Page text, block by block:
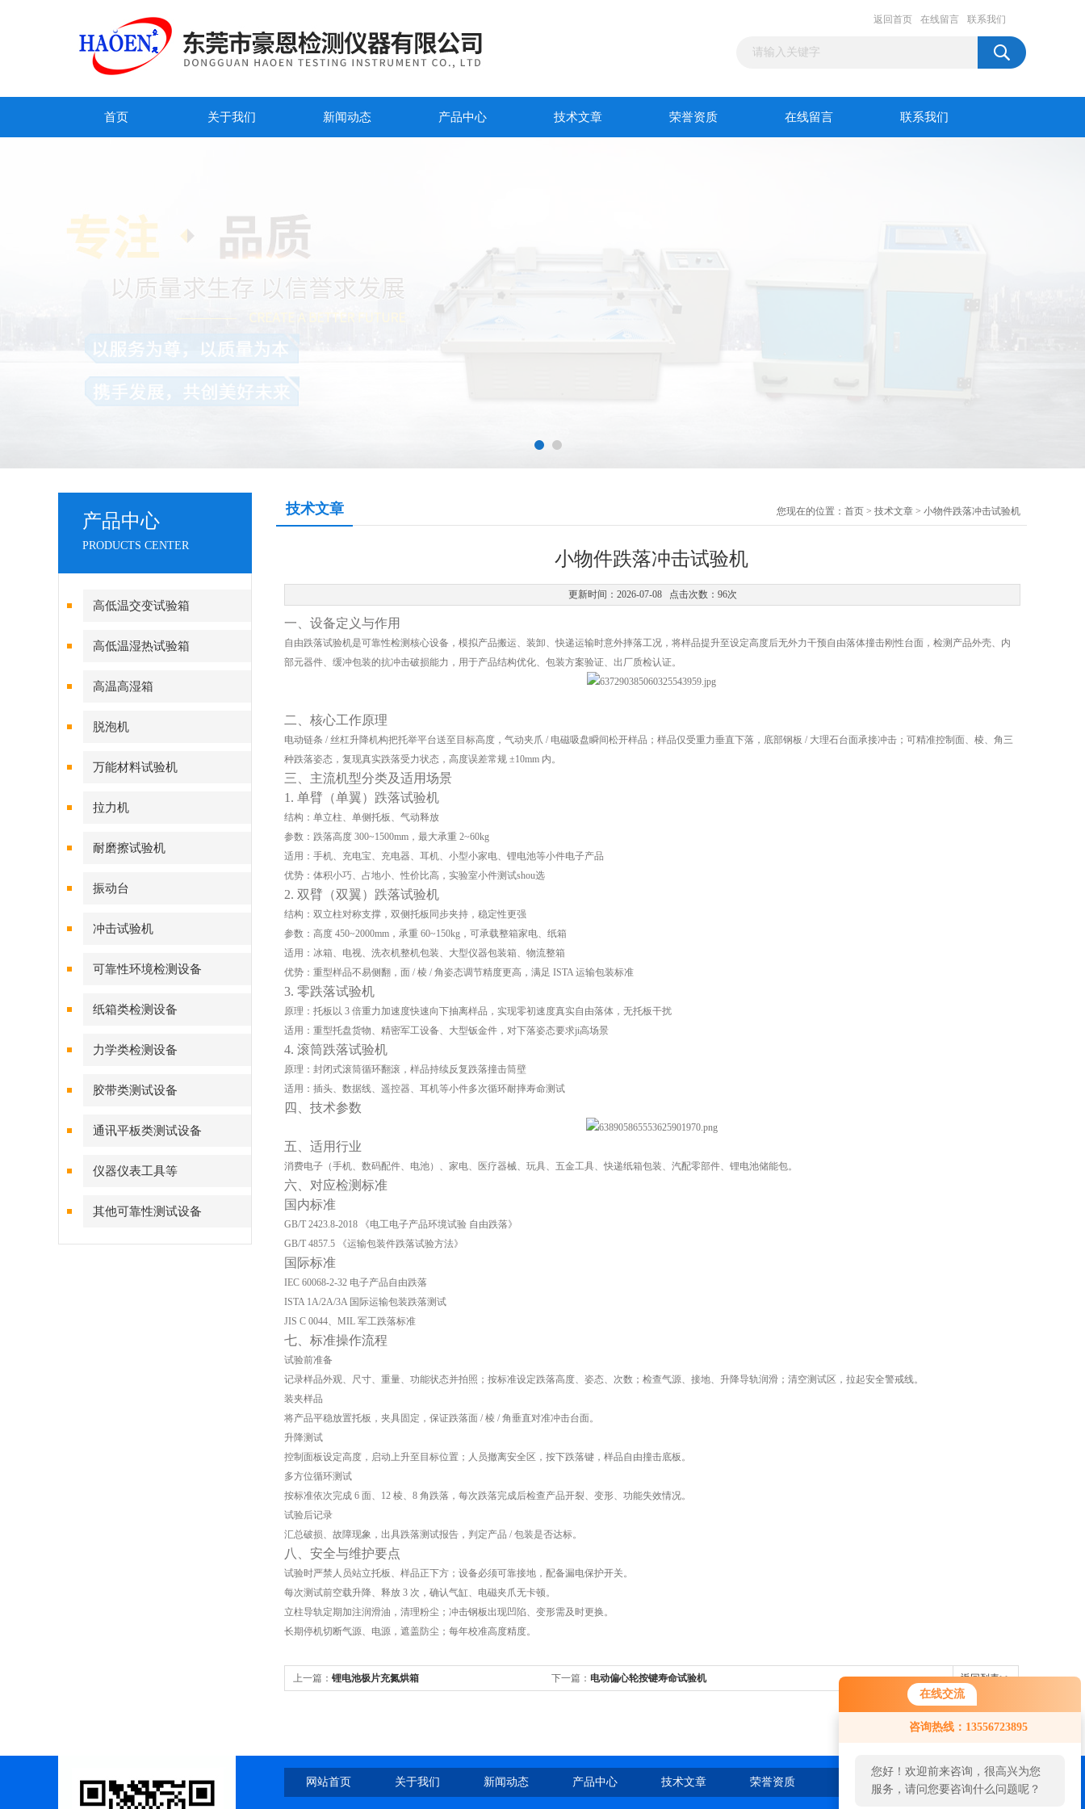
在线交流
咨询热线：13556723895
您好！欢迎前来咨询，很高兴为您
服务，请问您要咨询什么问题呢？
返回首页 在线留言 联系我们
首页 关于我们 新闻动态 产品中心 技术文章 荣誉资质 在线留言 联系我们
产品中心
PRODUCTS CENTER
高低温交变试验箱
高低温湿热试验箱
高温高湿箱
脱泡机
万能材料试验机
拉力机
耐磨擦试验机
振动台
冲击试验机
可靠性环境检测设备
纸箱类检测设备
力学类检测设备
胶带类测试设备
通讯平板类测试设备
仪器仪表工具等
其他可靠性测试设备
技术文章 您现在的位置： 首页 > 技术文章 > 小物件跌落冲击试验机
小物件跌落冲击试验机
更新时间：2026-07-08 点击次数：96次
一、设备定义与作用
自由跌落试验机是可靠性检测核心设备， 模拟产品搬运、装卸、快递运输时意外摔落工况 ，将样品提升至设定高度后无外力干预自由落体撞击刚性台面，检测产品外壳、内
部元器件、缓冲包装的抗冲击破损能力，用于产品结构优化、包装方案验证、出厂质检认证。
二、核心工作原理
电动链条 / 丝杠升降机构把托举平台送至目标高度，气动夹爪 / 电磁吸盘瞬间松开样品；样品仅受重力垂直下落，底部钢板 / 大理石台面承接冲击；可精准控制 面、棱、角 三
种跌落姿态，复现真实跌落受力状态，高度误差常规 ±10mm 内。
三、主流机型分类及适用场景
1. 单臂（单翼）跌落试验机
结构：单立柱、单侧托板、气动释放
参数：跌落高度 300~1500mm，最大承重 2~60kg
适用：手机、充电宝、充电器、耳机、小型小家电、锂电池等小件电子产品
优势：体积小巧、占地小、性价比高，实验室小件测试shou选
2. 双臂（双翼）跌落试验机
结构：双立柱对称支撑，双侧托板同步夹持，稳定性更强
参数：高度 450~2000mm，承重 60~150kg，可承载整箱家电、纸箱
适用：冰箱、电视、洗衣机整机包装、大型仪器包装箱、物流整箱
优势：重型样品不易侧翻，面 / 棱 / 角姿态调节精度更高，满足 ISTA 运输包装标准
3. 零跌落试验机
原理：托板以 3 倍重力加速度快速向下抽离样品，实现零初速度真实自由落体 ，无托板干扰
适用：重型托盘货物、精密军工设备、大型钣金件，对下落姿态要求ji高场景
4. 滚筒跌落试验机
原理：封闭式滚筒循环翻滚，样品持续反复跌落撞击筒壁
适用：插头、数据线、遥控器、耳机等小件多次循环耐摔寿命测试
四、技术参数
五、适用行业
消费电子（手机、数码配件、电池）、家电、医疗器械、玩具、五金工具、快递纸箱包装、汽配零部件、锂电池储能包。
六、对应检测标准
国内标准
GB/T 2423.8-2018 《电工电子产品环境试验 自由跌落》
GB/T 4857.5 《运输包装件跌落试验方法》
国际标准
IEC 60068-2-32 电子产品自由跌落
ISTA 1A/2A/3A 国际运输包装跌落测试
JIS C 0044、MIL 军工跌落标准
七、标准操作流程
试验前准备
记录样品外观、尺寸、重量、功能状态并拍照；按标准设定跌落高度、姿态、次数；检查气源、接地、升降导轨润滑；清空测试区，拉起安全警戒线。
装夹样品
将产品平稳放置托板，夹具固定，保证跌落面 / 棱 / 角垂直对准冲击台面。
升降测试
控制面板设定高度，启动上升至目标位置；人员撤离安全区，按下跌落键，样品自由撞击底板。
多方位循环测试
按标准依次完成 6 面、12 棱、8 角跌落，每次跌落完成后检查产品开裂、变形、功能失效情况。
试验后记录
汇总破损、故障现象，出具跌落测试报告，判定产品 / 包装是否达标。
八、安全与维护要点
试验时严禁人员站立托板、样品正下方；设备必须可靠接地，配备漏电保护开关。
每次测试前空载升降、释放 3 次，确认气缸、电磁夹爪无卡顿。
立柱导轨定期加注润滑油，清理粉尘；冲击钢板出现凹陷、变形需及时更换。
长期停机切断气源、电源，遮盖防尘；每年校准高度精度。
上一篇： 锂电池极片充氮烘箱 下一篇： 电动偏心轮按键寿命试验机 返回列表>>
网站首页 关于我们 新闻动态 产品中心 技术文章 荣誉资质 在线留言 联系我们